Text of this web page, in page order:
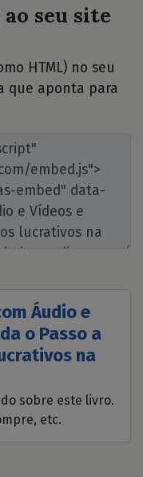
seu site
HTML) no seu
que aponta para
Áudio e
o Passo a
na
sobre este livro.
etc.